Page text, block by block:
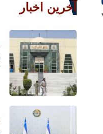
آخرین اخبار